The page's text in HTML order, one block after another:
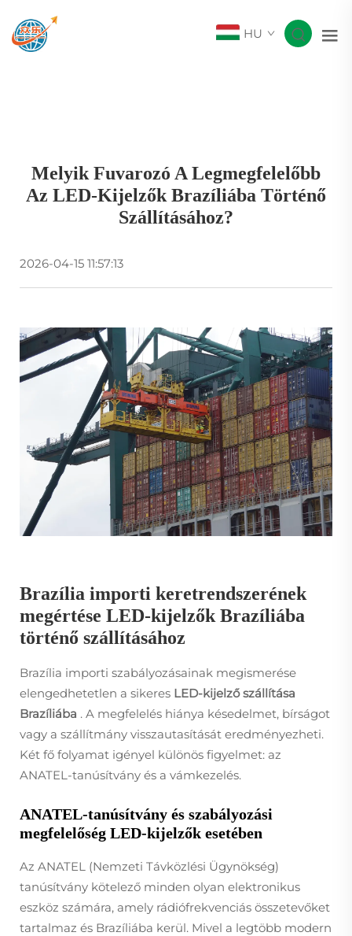
HU
Melyik Fuvarozó A Legmegfelelőbb
Az LED-Kijelzők Brazíliába Történő
Szállításához?
2026-04-15 11:57:13
Brazília importi keretrendszerének
megértése LED-kijelzők Brazíliába
történő szállításához
Brazília importi szabályozásainak megismerése
elengedhetetlen a sikeres LED-kijelző szállítása
Brazíliába . A megfelelés hiánya késedelmet, bírságot
vagy a szállítmány visszautasítását eredményezheti.
Két fő folyamat igényel különös figyelmet: az
ANATEL-tanúsítvány és a vámkezelés.
ANATEL-tanúsítvány és szabályozási
megfelelőség LED-kijelzők esetében
Az ANATEL (Nemzeti Távközlési Ügynökség)
tanúsítvány kötelező minden olyan elektronikus
eszköz számára, amely rádiófrekvenciás összetevőket
tartalmaz és Brazíliába kerül. Mivel a legtöbb modern